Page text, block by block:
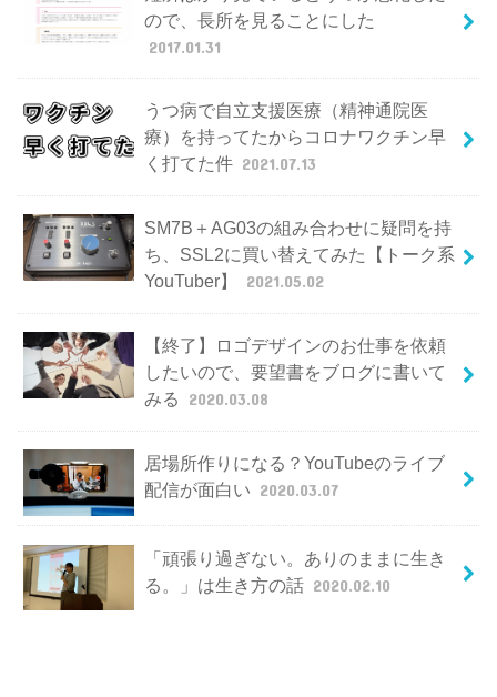
ので、長所を見ることにした
2017.01.31
うつ病で自立支援医療（精神通院医
療）を持ってたからコロナワクチン早
く打てた件 2021.07.13
SM7B＋AG03の組み合わせに疑問を持
ち、SSL2に買い替えてみた【トーク系
YouTuber】
2021.05.02
【終了】ロゴデザインのお仕事を依頼
したいので、要望書をブログに書いて
みる
2020.03.08
居場所作りになる？YouTubeのライブ
配信が面白い 2020.03.07
「頑張り過ぎない。ありのままに生き
る。」は生き方の話 2020.02.10